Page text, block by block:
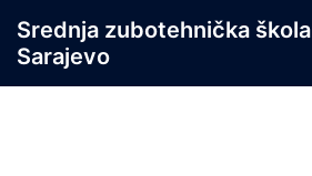
content
Srednja zubotehnička škola
Sarajevo